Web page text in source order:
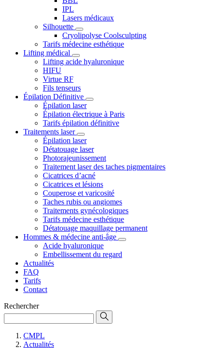
IPL
Lasers médicaux
Silhouette
Cryolipolyse Coolsculpting
Tarifs médecine esthétique
Lifting médical
Lifting acide hyaluronique
HIFU
Virtue RF
Fils tenseurs
Épilation Définitive
Épilation laser
Épilation électrique à Paris
Tarifs épilation définitive
Traitements laser
Épilation laser
Détatouage laser
Photorajeunissement
Traitement laser des taches pigmentaires
Cicatrices d’acné
Cicatrices et lésions
Couperose et varicosité
Taches rubis ou angiomes
Traitements gynécologiques
Tarifs médecine esthétique
Détatouage maquillage permanent
Hommes & médecine anti-âge
Acide hyaluronique
Embellissement du regard
Actualités
FAQ
Tarifs
Contact
Rechercher
CMPL
Actualités